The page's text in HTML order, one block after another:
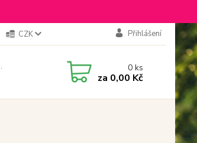
CZK Přihlášení
0ks
za 0,00 Kč